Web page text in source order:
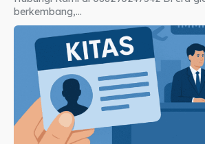
berkembang,...